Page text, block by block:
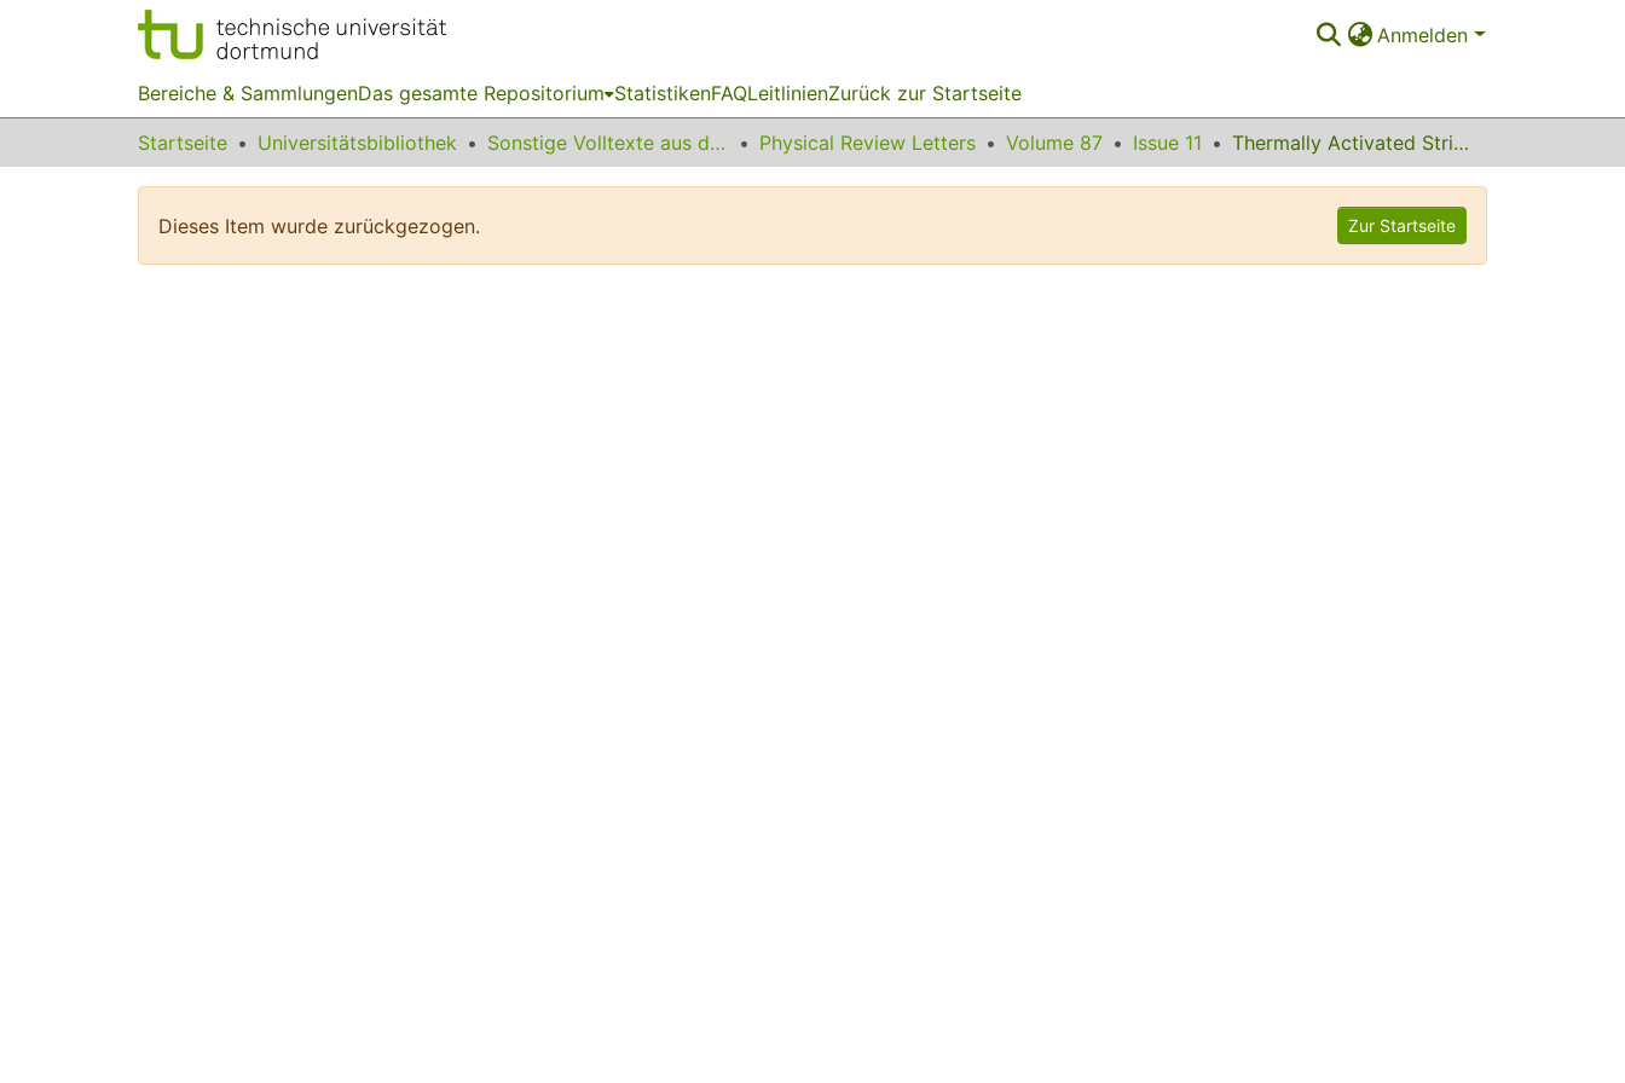
Anmelden
Bereiche & SammlungenDas gesamte Repositorium StatistikenFAQLeitlinienZurück zur Startseite
Startseite Universitätsbibliothek Sonstige Volltexte aus dem Bibliotheksangebot Physical Review Letters Volume 87 Issue 11 Thermally Activated Stripe Reconstruction Induced by O on Nb (011)
Dieses Item wurde zurückgezogen. Zur Startseite